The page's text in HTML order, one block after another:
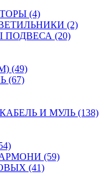
(4)
(2)
(20)
(49)
(67)
И МУЛЬ (138)
(59)
(41)